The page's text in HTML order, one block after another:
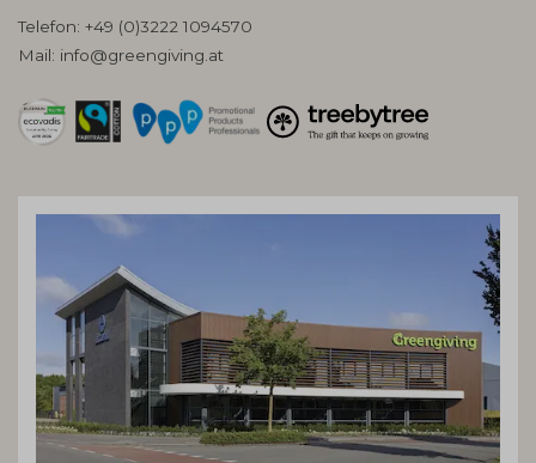
Telefon: +49 (0)3222 1094570
Mail: info@greengiving.at